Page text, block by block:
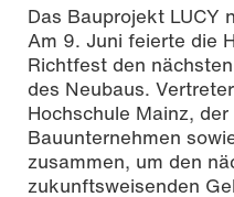
Das Bauprojekt LUCY
Am 9. Juni feierte die
Richtfest den
des Neubaus.
Hochschule Mainz,
Bauunternehmen
zusammen, um den
zukunftsweisenden